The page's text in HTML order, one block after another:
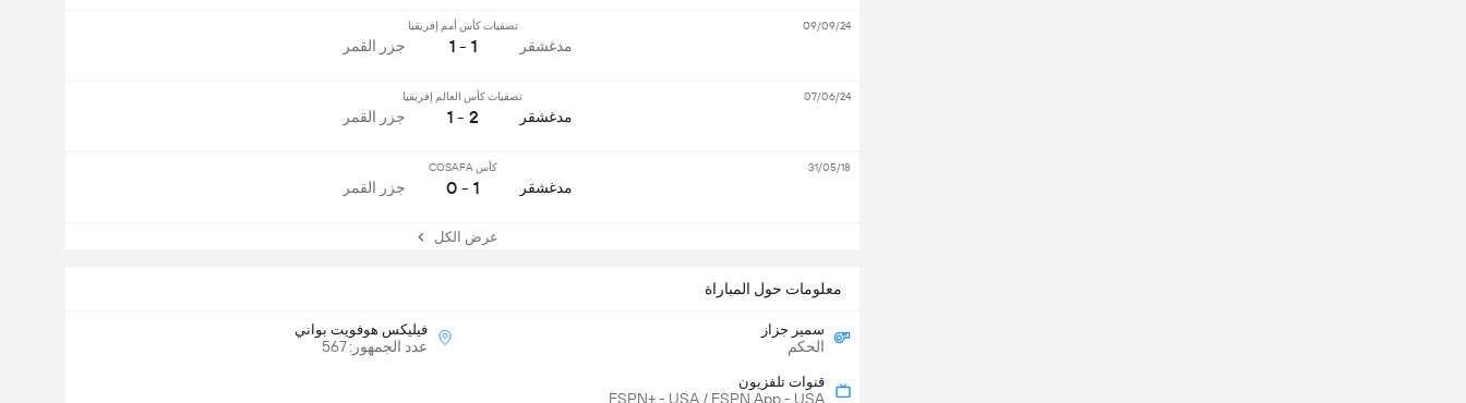
معلومات حول المباراة
سمير جزاز
الحكم
فيليكس هوفويت بواني
عدد الجمهور: 567
قنوات تلفزيون
ESPN+ - USA / ESPN App - USA
مدغشقر
تصفيات كأس أمم إفريقيا
1 - 1 جزر القمر
09/09/24
مدغشقر
تصفيات كأس العالم إفريقيا
2 - 1 جزر القمر
07/06/24
مدغشقر
كأس COSAFA
1 - 0 جزر القمر
31/05/18
عرض الكل